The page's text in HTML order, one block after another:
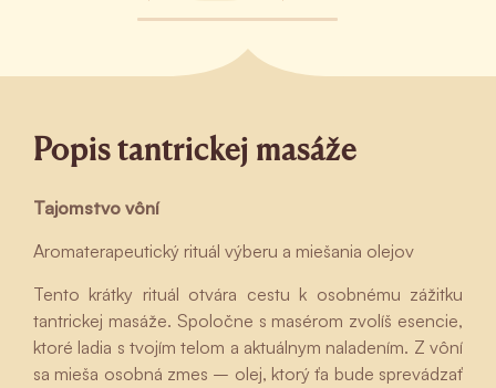
Popis tantrickej masáže
Tajomstvo vôní
Aromaterapeutický rituál výberu a miešania olejov
Tento krátky rituál otvára cestu k osobnému zážitku
tantrickej masáže. Spoločne s masérom zvolíš esencie,
ktoré ladia s tvojím telom a aktuálnym naladením. Z vôní
sa mieša osobná zmes – olej, ktorý ťa bude sprevádzať